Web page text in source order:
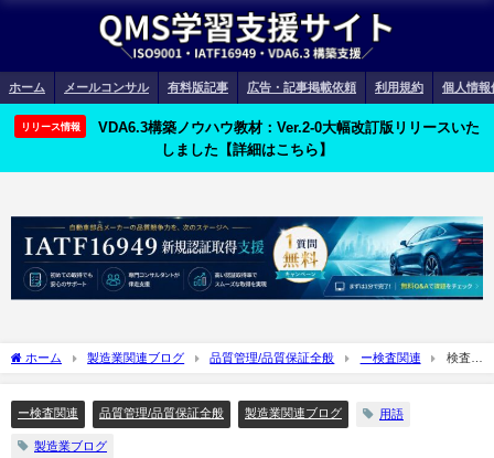
ホーム メールコンサル 有料版記事 広告・記事掲載依頼 利用規約 個人情報
リリース情報
VDA6.3構築ノウハウ教材：Ver.2-0大幅改訂版リリースいた
しました【詳細はこちら】
ホーム 製造業関連ブログ 品質管理/品質保証全般 ー検査関連
検査規
ー検査関連 品質管理/品質保証全般 製造業関連ブログ 用語
製造業ブログ